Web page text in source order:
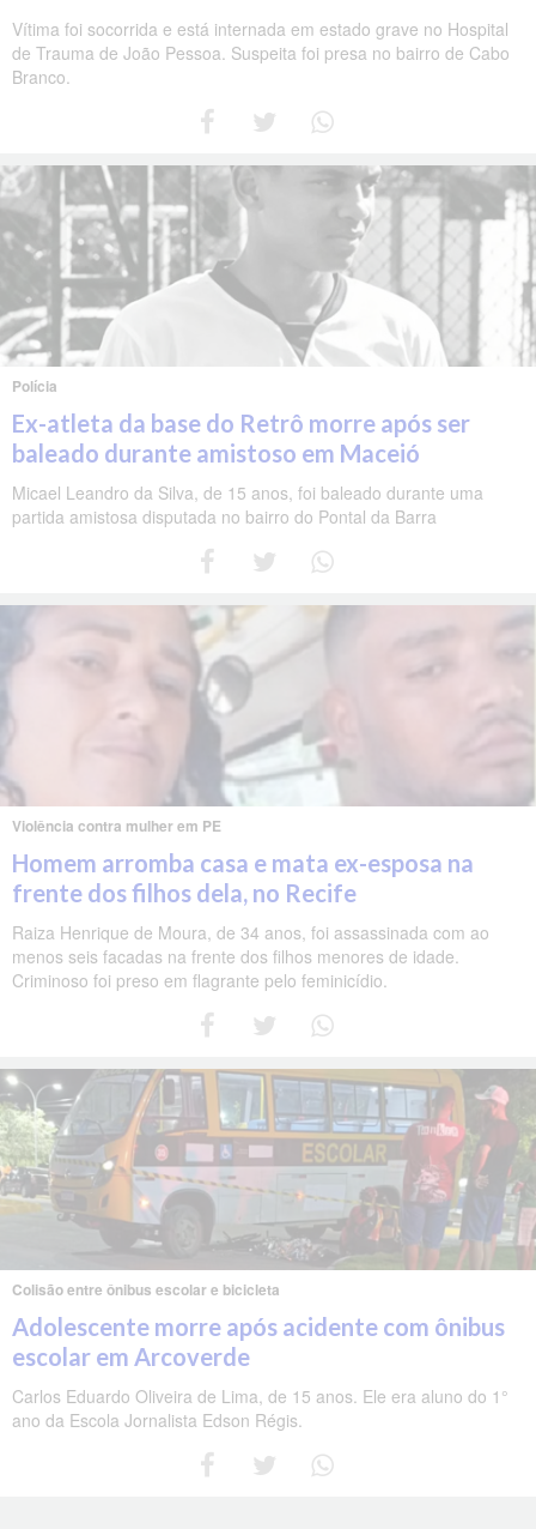
Vítima foi socorrida e está internada em estado grave no Hospital
de Trauma de João Pessoa. Suspeita foi presa no bairro de Cabo
Branco.
Polícia
Ex-atleta da base do Retrô morre após ser
baleado durante amistoso em Maceió
Micael Leandro da Silva, de 15 anos, foi baleado durante uma
partida amistosa disputada no bairro do Pontal da Barra
Violência contra mulher em PE
Homem arromba casa e mata ex-esposa na
frente dos filhos dela, no Recife
Raiza Henrique de Moura, de 34 anos, foi assassinada com ao
menos seis facadas na frente dos filhos menores de idade.
Criminoso foi preso em flagrante pelo feminicídio.
Colisão entre ônibus escolar e bicicleta
Adolescente morre após acidente com ônibus
escolar em Arcoverde
Carlos Eduardo Oliveira de Lima, de 15 anos. Ele era aluno do 1°
ano da Escola Jornalista Edson Régis.